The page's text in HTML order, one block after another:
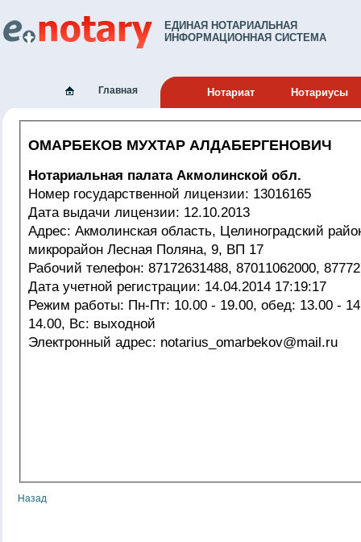
ЕДИНАЯ НОТАРИАЛЬНАЯ
ИНФОРМАЦИОННАЯ СИСТЕМА
Главная Нотариат Нотариусы
ОМАРБЕКОВ МУХТАР АЛДАБЕРГЕНОВИЧ
Нотариальная палата Акмолинской обл.
Номер государственной лицензии: 13016165
Дата выдачи лицензии: 12.10.2013
Адрес: Акмолинская область, Целиноградский район, с.Косшы,
микрорайон Лесная Поляна, 9, ВП 17
Рабочий телефон: 87172631488, 87011062000,
Дата учетной регистрации: 14.04.2014 17:19:17
Режим работы: Пн-Пт: 10.00 - 19.00, обед: 13.00 - 14.00; Сб: 10.00 -
14.00, Вс: выходной
Электронный адрес: notarius_omarbekov@mail.ru
Назад